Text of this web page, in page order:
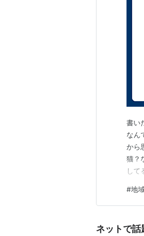
書い
なん
から
猫？
して
コも
く
#地
ネットで話